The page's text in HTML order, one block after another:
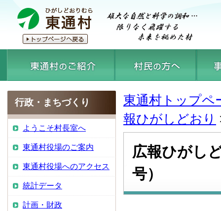
東通村トップペ
報ひがしどおり
広報ひがし
号）
行政・まちづくり
ようこそ村長室へ
東通村役場のご案内
東通村役場へのアクセス
統計データ
計画・財政